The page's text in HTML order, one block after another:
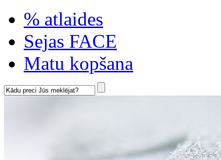
% atlaides
Sejas FACE
Matu kopšana